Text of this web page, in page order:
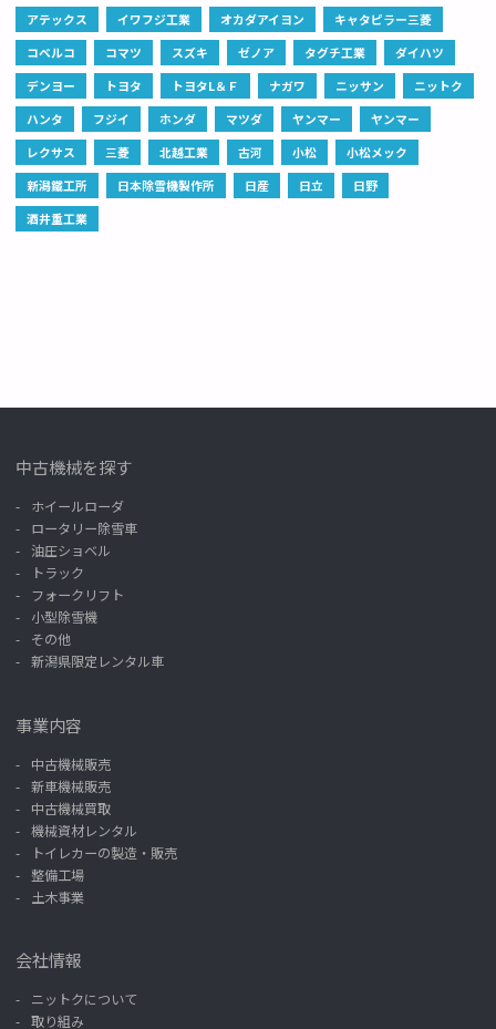
アテックス
イワフジ工業 オカダアイヨン
キャタピラー三菱
コベルコ
コマツ スズキ ゼノア タグチ工業
ダイハツ
デンヨー
トヨタ トヨタL＆Ｆ ナガワ ニッサン
ニットク
ハンタ
フジイ ホンダ マツダ ヤンマー
ヤンマー
レクサス
三菱 北越工業 古河 小松
小松メック
新潟鐵工所
日本除雪機製作所 日産 日立
日野
酒井重工業
中古機械を探す
ホイールローダ
ロータリー除雪車
油圧ショベル
トラック
フォークリフト
小型除雪機
その他
新潟県限定レンタル車
事業内容
中古機械販売
新車機械販売
中古機械買取
機械資材レンタル
トイレカーの製造・販売
整備工場
土木事業
会社情報
ニットクについて
取り組み